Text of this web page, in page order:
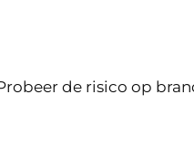
de risico op